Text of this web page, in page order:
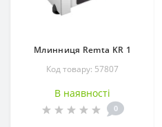
Млинниця Remta KR 1
Код товару: 57807
В наявності
0